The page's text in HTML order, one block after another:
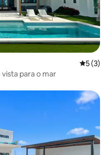
5 de
5 (3)
para o mar
hóspedes